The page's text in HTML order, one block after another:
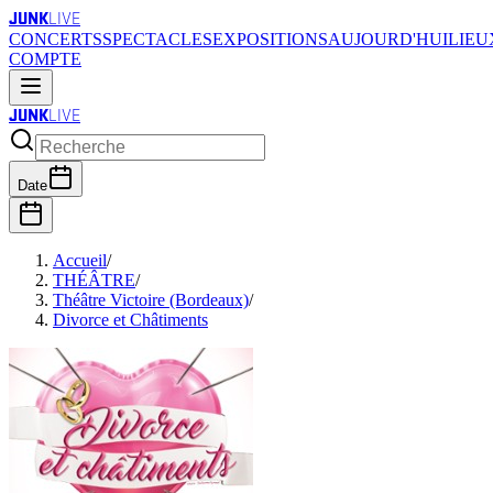
JUNKLIVE
CONCERTSSPECTACLESEXPOSITIONSAUJOURD'HUI
COMPTE
JUNKLIVE
Date
Accueil/
THÉÂTRE/
Théâtre Victoire (Bordeaux)/
Divorce et Châtiments